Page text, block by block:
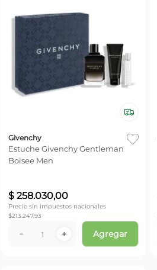
Givenchy
Estuche Givenchy Gentleman
Boisee Men
$ 258.030,00
Precio sin impuestos nacionales
$213.247,93
＋
－ Agregar